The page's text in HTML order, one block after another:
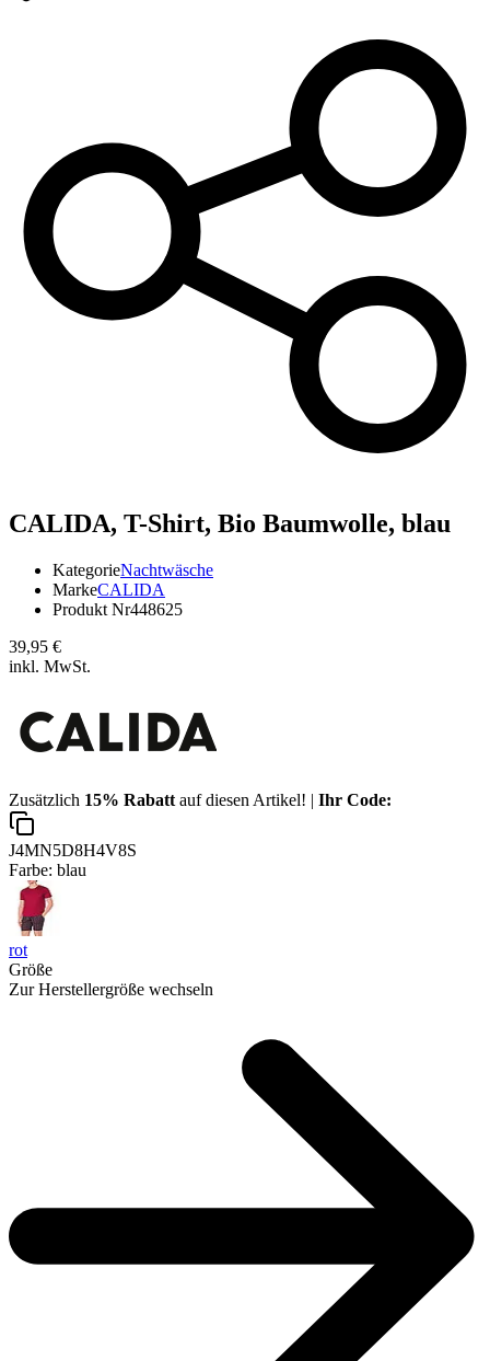
CALIDA, T-Shirt, Bio Baumwolle, blau
KategorieNachtwäsche
MarkeCALIDA
Produkt Nr448625
39,95 €
inkl. MwSt.
Zusätzlich 15% Rabatt auf diesen Artikel! | Ihr Code:
J4MN5D8H4V8S
Farbe: blau
rot
Größe
Zur Herstellergröße wechseln